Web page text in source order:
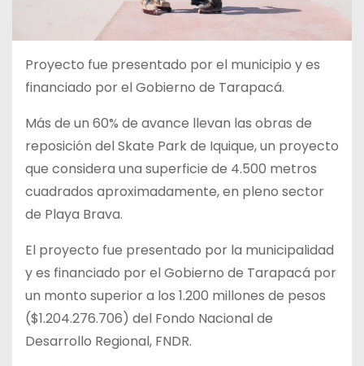
Proyecto fue presentado por el municipio y es
financiado por el Gobierno de Tarapacá.
Más de un 60% de avance llevan las obras de
reposición del Skate Park de Iquique, un proyecto
que considera una superficie de 4.500 metros
cuadrados aproximadamente, en pleno sector
de Playa Brava.
El proyecto fue presentado por la municipalidad
y es financiado por el Gobierno de Tarapacá por
un monto superior a los 1.200 millones de pesos
($1.204.276.706) del Fondo Nacional de
Desarrollo Regional, FNDR.